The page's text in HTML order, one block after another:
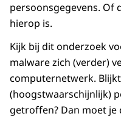
persoonsgegevens. Of
hierop is.
Kijk bij dit onderzoek
malware zich (verder)
computernetwerk.
(hoogstwaarschijnlijk)
getroffen? Dan moet